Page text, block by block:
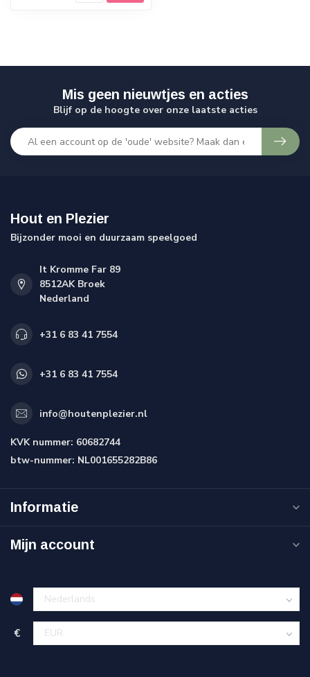
Mis geen nieuwtjes en acties
Blijf op de hoogte over onze laatste acties
Hout en Plezier
Bijzonder mooi en duurzaam speelgoed
It Kromme Far 89
8512AK Broek
Nederland
+31 6 83 41 7554
+31 6 83 41 7554
info@houtenplezier.nl
KVK nummer: 60682744
btw-nummer: NL001655282B86
Informatie
Mijn account
€